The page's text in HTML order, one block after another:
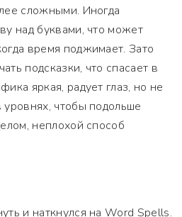
сложными. Иногда
над буквами, что может
время поджимает. Зато
подсказки, что спасает в
яркая, радует глаз, но не
уровнях, чтобы подольше
неплохой способ
и наткнулся на Word Spells.